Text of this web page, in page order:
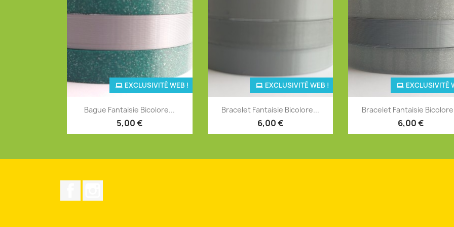
 Aperçu rapide
Bague Fantaisie Bicolore...
5,00 €
EXCLUSIVITÉ WEB !
Aperçu rapide
Bracelet Fantaisie Bicolore...
6,00 €
EXCLUSIVITÉ WEB !
Aperçu rapide
Bracelet Fantaisie
6,00 €
EXCLUSIVITÉ